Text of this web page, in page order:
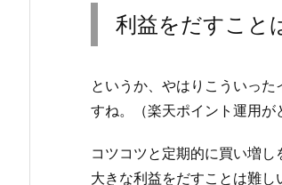
利益をだすこと
というか、やはりこういっ
すね。（楽天ポイント運用が
コツコツと定期的に買い増し
大きな利益をだすことは難し